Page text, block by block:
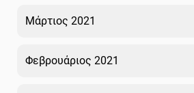
Μάρτιος 2021
Φεβρουάριος 2021